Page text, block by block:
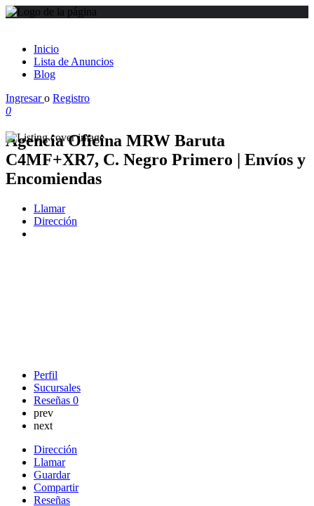
Inicio
Lista de Anuncios
Blog
Ingresaro Registro
0
Agencia Oficina MRW Baruta
C4MF+XR7, C. Negro Primero | Envíos y
Encomiendas
Llamar
Dirección
Perfil
Sucursales
Reseñas 0
prev
next
Dirección
Llamar
Guardar
Compartir
Reseñas